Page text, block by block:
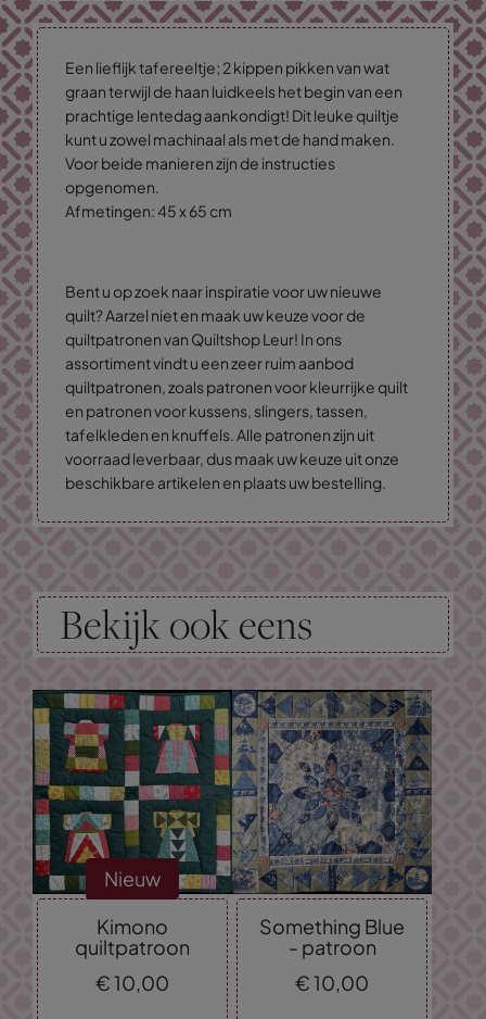
Een lieflijk tafereeltje; 2 kippen pikken van wat
graan terwijl de haan luidkeels het begin van een
prachtige lentedag aankondigt! Dit leuke quiltje
kunt u zowel machinaal als met de hand maken.
Voor beide manieren zijn de instructies
opgenomen.
Afmetingen: 45 x 65 cm
Bent u op zoek naar inspiratie voor uw nieuwe
quilt? Aarzel niet en maak uw keuze voor de
quiltpatronen van Quiltshop Leur! In ons
assortiment vindt u een zeer ruim aanbod
quiltpatronen, zoals patronen voor kleurrijke quilt
en patronen voor kussens, slingers, tassen,
tafelkleden en knuffels. Alle patronen zijn uit
voorraad leverbaar, dus maak uw keuze uit onze
beschikbare artikelen en plaats uw bestelling.
Bekijk ook eens
Nieuw
Kimono
quiltpatroon
€10,00
Something Blue
- patroon
€10,00